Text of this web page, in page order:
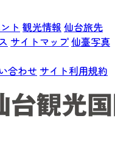
ト 観光情報 仙台旅先
サイトマップ仙臺写真
合わせ サイト利用規約